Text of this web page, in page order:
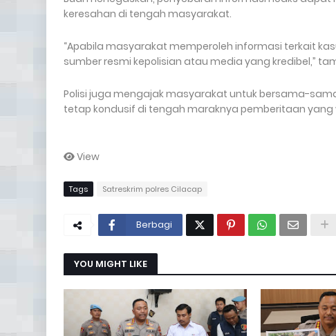
keresahan di tengah masyarakat.
“Apabila masyarakat memperoleh informasi terkait
sumber resmi kepolisian atau media yang kredibel,”
Polisi juga mengajak masyarakat untuk bersama-
tetap kondusif di tengah maraknya pemberitaan yang
View
Tags Satreskrim polres Cilacap
Berbagi
YOU MIGHT LIKE